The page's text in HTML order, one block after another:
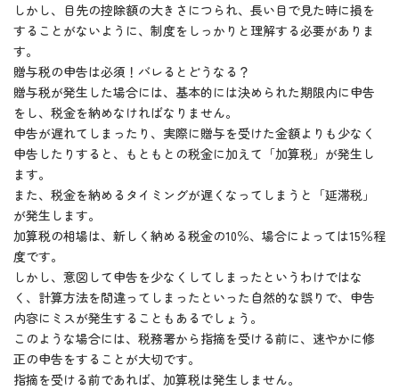
しかし、目先の控除額の大きさにつられ、長い目で見た時に損を
することがないように、制度をしっかりと理解する必要がありま
す。
贈与税の申告は必須！バレるとどうなる？
贈与税が発生した場合には、基本的には決められた期限内に申告
をし、税金を納めなければなりません。
申告が遅れてしまったり、実際に贈与を受けた金額よりも少なく
申告したりすると、もともとの税金に加えて「加算税」が発生し
ます。
また、税金を納めるタイミングが遅くなってしまうと「延滞税」
が発生します。
加算税の相場は、新しく納める税金の10％、場合によっては15％程
度です。
しかし、意図して申告を少なくしてしまったというわけではな
く、計算方法を間違ってしまったといった自然的な誤りで、申告
内容にミスが発生することもあるでしょう。
このような場合には、税務署から指摘を受ける前に、速やかに修
正の申告をすることが大切です。
指摘を受ける前であれば、加算税は発生しません。